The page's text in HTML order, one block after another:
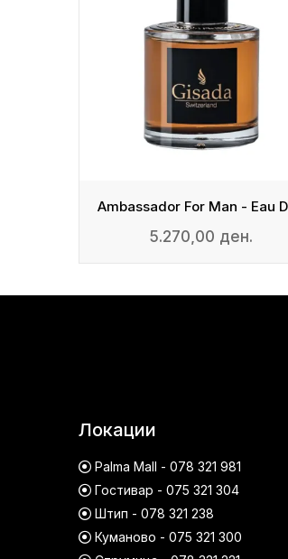
5.270,00 ден.
Локации
Palma Mall - 078 321 981
Гостивар - 075 321 304
Штип - 078 321 238
Куманово - 075 321 300